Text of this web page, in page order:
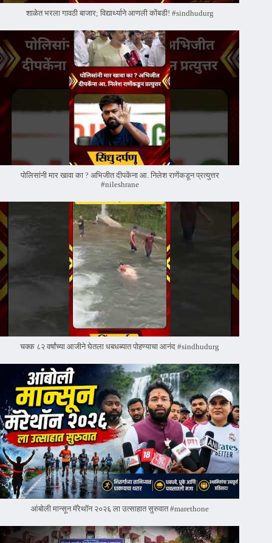
शाळेत भरला गावठी बाजार; विद्यार्थ्याने आणली कोंबडी! #sindhudurg
पोलिसांनी मार खावा का ? अभिजीत दीपकेंना आ. निलेश राणेंकडून प्रत्युत्तर
#nileshrane
चक्क ८२ वर्षांच्या आजीने घेतला धबधब्यात पोहण्याचा आनंद #sindhudurg
आंबोली मान्सून मॅरेथॉन २०२६ ला उत्साहात सुरुवात #marethone